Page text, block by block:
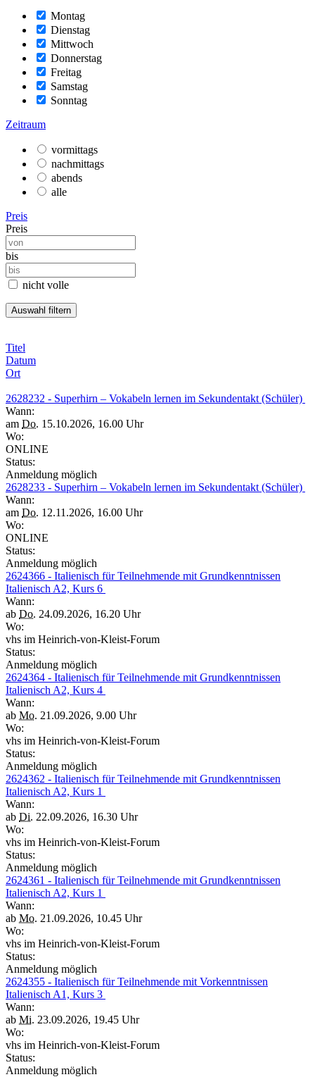
Montag
Dienstag
Mittwoch
Donnerstag
Freitag
Samstag
Sonntag
Zeitraum
vormittags
nachmittags
abends
alle
Preis
Preis
bis
nicht volle
Titel
Datum
Ort
2628232 - Superhirn – Vokabeln lernen im Sekundentakt (Schüler)
Wann:
am Do. 15.10.2026, 16.00 Uhr
Wo:
ONLINE
Status:
Anmeldung möglich
2628233 - Superhirn – Vokabeln lernen im Sekundentakt (Schüler)
Wann:
am Do. 12.11.2026, 16.00 Uhr
Wo:
ONLINE
Status:
Anmeldung möglich
2624366 - Italienisch für Teilnehmende mit Grundkenntnissen
Italienisch A2, Kurs 6
Wann:
ab Do. 24.09.2026, 16.20 Uhr
Wo:
vhs im Heinrich-von-Kleist-Forum
Status:
Anmeldung möglich
2624364 - Italienisch für Teilnehmende mit Grundkenntnissen
Italienisch A2, Kurs 4
Wann:
ab Mo. 21.09.2026, 9.00 Uhr
Wo:
vhs im Heinrich-von-Kleist-Forum
Status:
Anmeldung möglich
2624362 - Italienisch für Teilnehmende mit Grundkenntnissen
Italienisch A2, Kurs 1
Wann:
ab Di. 22.09.2026, 16.30 Uhr
Wo:
vhs im Heinrich-von-Kleist-Forum
Status:
Anmeldung möglich
2624361 - Italienisch für Teilnehmende mit Grundkenntnissen
Italienisch A2, Kurs 1
Wann:
ab Mo. 21.09.2026, 10.45 Uhr
Wo:
vhs im Heinrich-von-Kleist-Forum
Status:
Anmeldung möglich
2624355 - Italienisch für Teilnehmende mit Vorkenntnissen
Italienisch A1, Kurs 3
Wann:
ab Mi. 23.09.2026, 19.45 Uhr
Wo:
vhs im Heinrich-von-Kleist-Forum
Status:
Anmeldung möglich